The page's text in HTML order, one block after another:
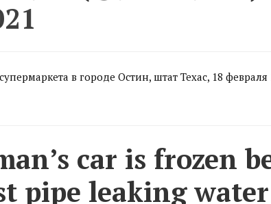
в городе Остин, штат Техас, 18 февраля
car is frozen
pipe leaking